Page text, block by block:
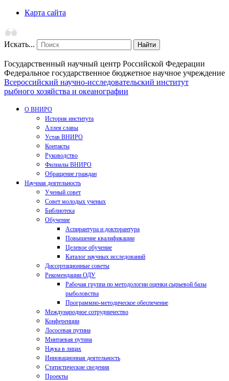
Карта сайта
Искать... Найти
Государственный научный центр Российской Федерации
Федеральное государственное бюджетное научное учреждение
Всероссийский научно-исследовательский институт
рыбного хозяйства и океанографии
О ВНИРО
История института
Аллея славы
Устав ВНИРО
Контакты
Руководство
Филиалы ВНИРО
Обращение граждан
Научная деятельность
Ученый совет
Совет молодых ученых
Библиотека
Обучение
Аспирантура и докторантура
Повышение квалификации
Целевое обучение
Каталог научных исследований
Диссертационные советы
Рекомендации ОДУ
Рабочая группа по методологии оценки сырьевой базы
рыболовства
Программно-методическое обеспечение
Международное сотрудничество
Конференции
Лососевая путина
Минтаевая путина
Наука в лицах
Инновационная деятельность
Статистические сведения
Проекты